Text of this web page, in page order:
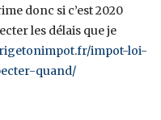
donc si c’est 2020
les délais que je
impot-loi-
quand/